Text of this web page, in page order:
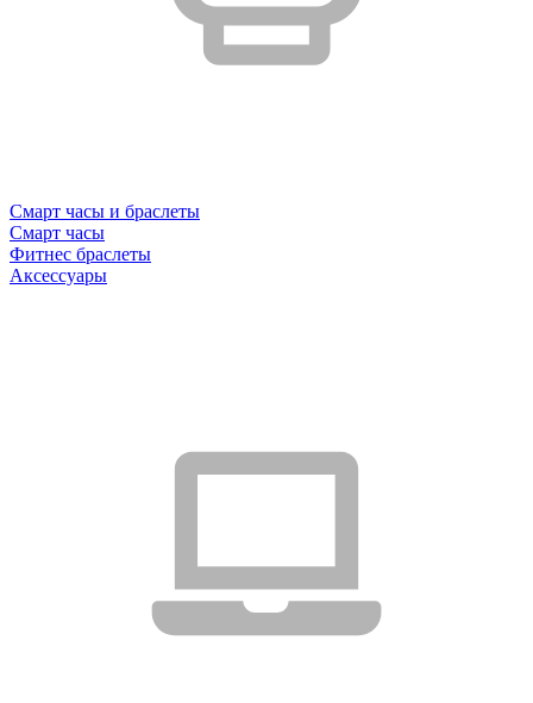
Смарт часы и браслеты
Смарт часы
Фитнес браслеты
Аксессуары